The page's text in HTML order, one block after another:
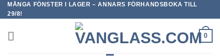
Skip
to
content
MÅNGA FÖNSTER I LAGER – ANNARS FÖRHANDSBOKA TILL
29/8!
0